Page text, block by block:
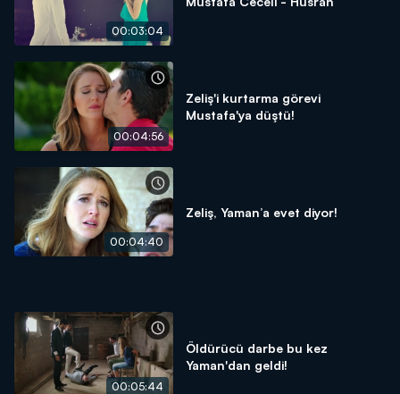
00:03:04
00:04:56
Zeliş'i kurtarma görevi
Mustafa'ya düştü!
00:04:40
Zeliş, Yaman’a evet diyor!
00:05:44
Öldürücü darbe bu kez
Yaman'dan geldi!